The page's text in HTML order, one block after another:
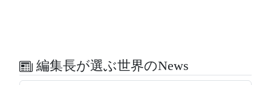
編集長が選ぶ世界のNews